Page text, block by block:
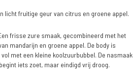
licht fruitige geur van citrus en groene appel.
frisse zure smaak, gecombineerd met het
mandarijn en groene appel. De body is
met een kleine koolzuurbubbel. De nasmaak
iets zoet, maar eindigd vrij droog.